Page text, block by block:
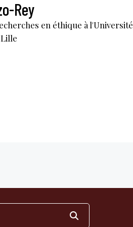
Rey
en éthique à l'Université